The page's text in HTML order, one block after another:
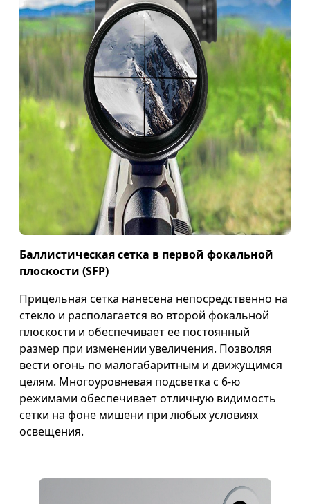
Баллистическая сетка в первой фокальной
плоскости (SFP)
Прицельная сетка нанесена непосредственно на
стекло и располагается во второй фокальной
плоскости и обеспечивает ее постоянный
размер при изменении увеличения. Позволяя
вести огонь по малогабаритным и движущимся
целям. Многоуровневая подсветка с 6-ю
режимами обеспечивает отличную видимость
сетки на фоне мишени при любых условиях
освещения.